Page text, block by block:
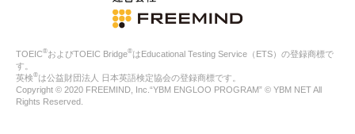
法令に基づく場合
人の生命、身体または財産の保護のために必要がある場合であ
公衆衛生の向上または児童の健全な育成の推進のために特に必
合
特定した利用目的の達成に必要な範囲内において、個人情報の
TOEIC®およびTOEIC Bridge®はEducational Testing Service（ETS）の登録商標で
す。
英検®は公益財団法人 日本英語検定協会の登録商標です。
Copyright © 2020 FREEMIND, Inc.“YBM ENGLOO PROGRAM” © YBM NET All
Rights Reserved.